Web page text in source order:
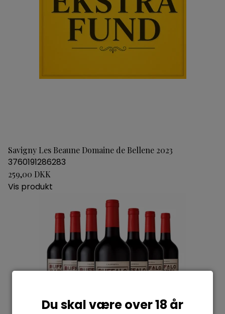
Du skal være over 18 år
Savigny Les Beaune Domaine de Bellene 2023
3760191286283
259,00 DKK
Vis produkt